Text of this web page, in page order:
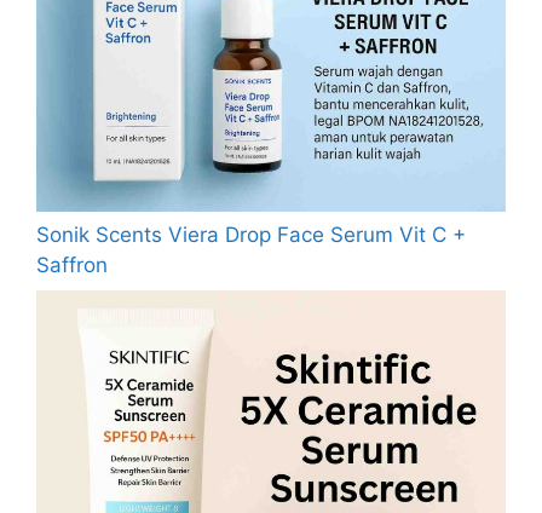
Sonik Scents Viera Drop Face Serum Vit C +
Saffron